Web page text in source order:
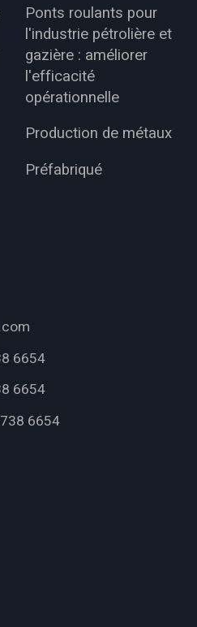
Ponts roulants pour
l'industrie pétrolière et
gazière : améliorer
l'efficacité
opérationnelle
Production de métaux
Préfabriqué
6654
6654
6654